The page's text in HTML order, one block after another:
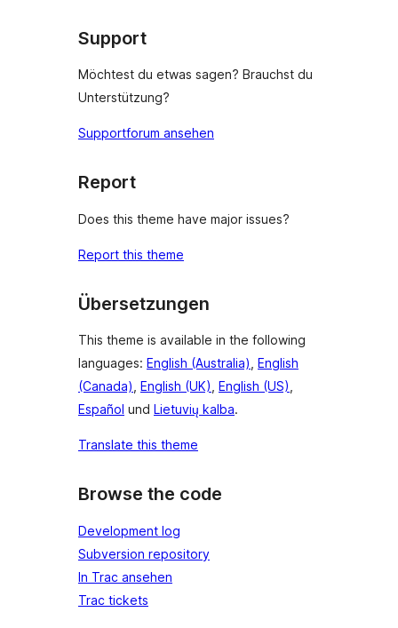
Support
Möchtest du etwas sagen? Brauchst du
Unterstützung?
Supportforum ansehen
Report
Does this theme have major issues?
Report this theme
Übersetzungen
This theme is available in the following
languages: English (Australia), English
(Canada), English (UK), English (US),
Español und Lietuvių kalba.
Translate this theme
Browse the code
Development log
Subversion repository
In Trac ansehen
Trac tickets